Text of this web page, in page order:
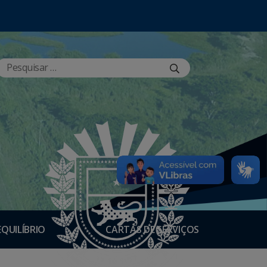
CARTAS DE SERVIÇOS